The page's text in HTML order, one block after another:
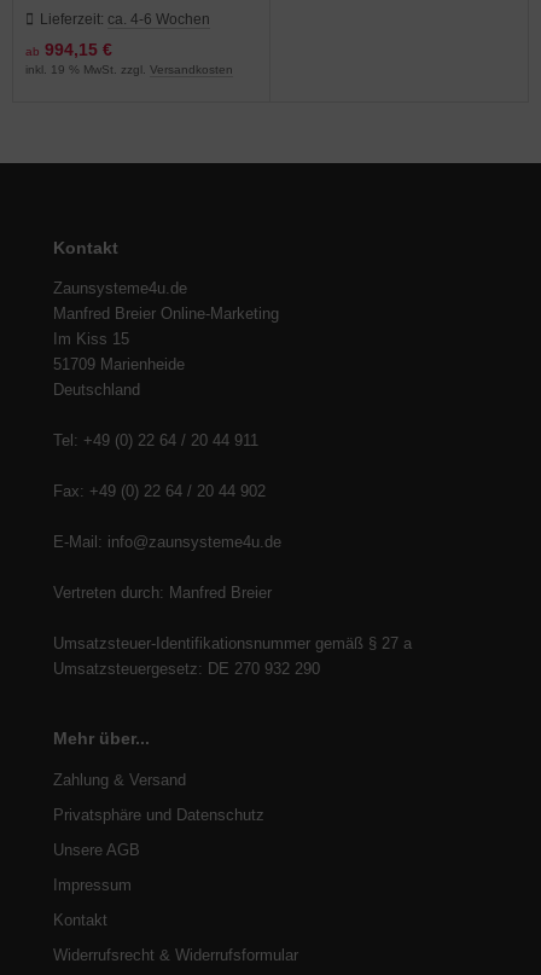
Höhen
Lieferzeit: ca. 4-6 Wochen
ab 994,15 €
inkl. 19 % MwSt. zzgl. Versandkosten
Kontakt
Zaunsysteme4u.de
Manfred Breier Online-Marketing
Im Kiss 15
51709 Marienheide
Deutschland
Tel: +49 (0) 22 64 / 20 44 911
Fax: +49 (0) 22 64 / 20 44 902
E-Mail: info@zaunsysteme4u.de
Vertreten durch: Manfred Breier
Umsatzsteuer-Identifikationsnummer gemäß § 27 a
Umsatzsteuergesetz: DE 270 932 290
Mehr über...
Zahlung & Versand
Privatsphäre und Datenschutz
Unsere AGB
Impressum
Kontakt
Widerrufsrecht & Widerrufsformular